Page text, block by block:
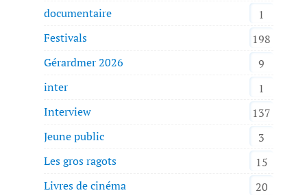
documentaire
1
Festivals
198
Gérardmer 2026
9
inter
1
Interview
137
Jeune public
3
Les gros ragots
15
Livres de cinéma
20